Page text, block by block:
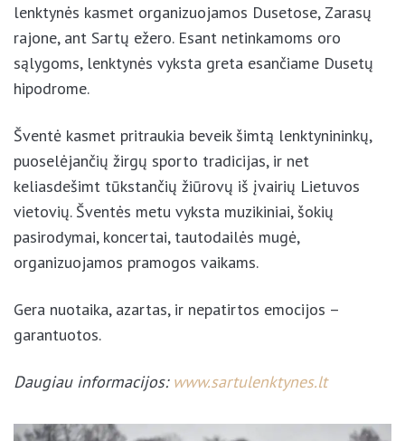
lenktynės kasmet organizuojamos Dusetose, Zarasų
rajone, ant Sartų ežero. Esant netinkamoms oro
sąlygoms, lenktynės vyksta greta esančiame Dusetų
hipodrome.
Šventė kasmet pritraukia beveik šimtą lenktynininkų,
puoselėjančių žirgų sporto tradicijas, ir net
keliasdešimt tūkstančių žiūrovų iš įvairių Lietuvos
vietovių. Šventės metu vyksta muzikiniai, šokių
pasirodymai, koncertai, tautodailės mugė,
organizuojamos pramogos vaikams.
Gera nuotaika, azartas, ir nepatirtos emocijos –
garantuotos.
Daugiau informacijos: www.sartulenktynes.lt